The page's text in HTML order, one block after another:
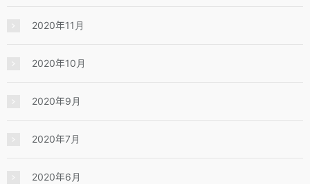
2020年11月
2020年10月
2020年9月
2020年7月
2020年6月